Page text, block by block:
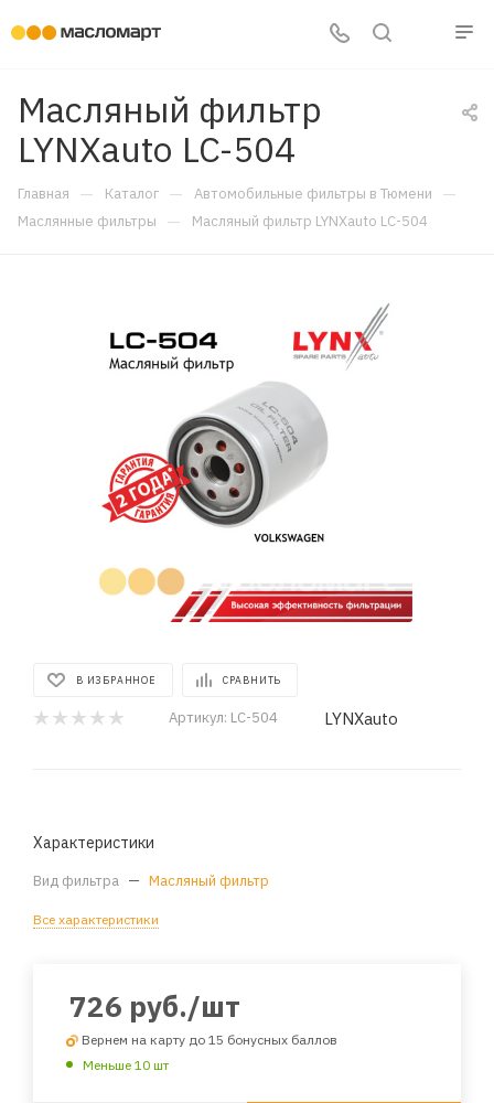
Масляный фильтр
LYNXauto LC-504
Главная — Каталог — Автомобильные фильтры в Тюмени —
Маслянные фильтры — Масляный фильтр LYNXauto LC-504
В ИЗБРАННОЕ СРАВНИТЬ
Артикул: LC-504 LYNXauto
Характеристики
Вид фильтра — Масляный фильтр
Все характеристики
726 руб./шт
Вернем на карту до 15 бонусных баллов
Меньше 10 шт